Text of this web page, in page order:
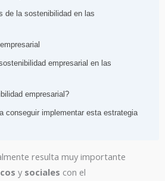
de la sostenibilidad en las
empresarial en las
empresarial?
conseguir implementar esta estrategia
resulta muy importante
y sociales con el